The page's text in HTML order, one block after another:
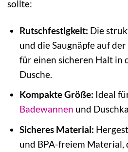
sollte:
Rutschfestigkeit: Die
und die Saugnäpfe auf
für einen sicheren Halt in
Dusche.
Kompakte Größe: Ideal
Badewannen und
Sicheres Material:
und BPA-freiem Material,